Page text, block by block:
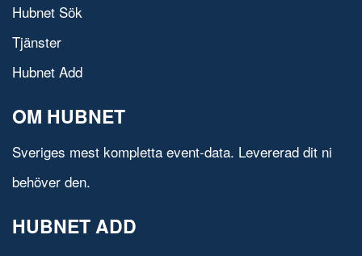
Hubnet Sök
Tjänster
Hubnet Add
OM HUBNET
Sveriges mest kompletta event-data. Levererad dit ni
behöver den.
HUBNET ADD